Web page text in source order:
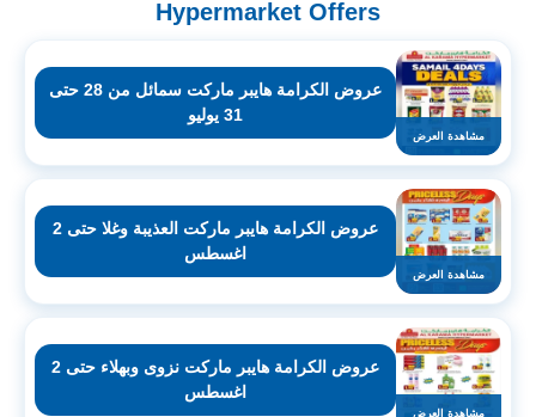
Hypermarket Offers
مشاهدة العرض
عروض الكرامة هايبر ماركت سمائل من 28 حتى
31 يوليو
مشاهدة العرض
عروض الكرامة هايبر ماركت العذيبة وغلا حتى 2
اغسطس
مشاهدة العرض
عروض الكرامة هايبر ماركت نزوى وبهلاء حتى 2
اغسطس